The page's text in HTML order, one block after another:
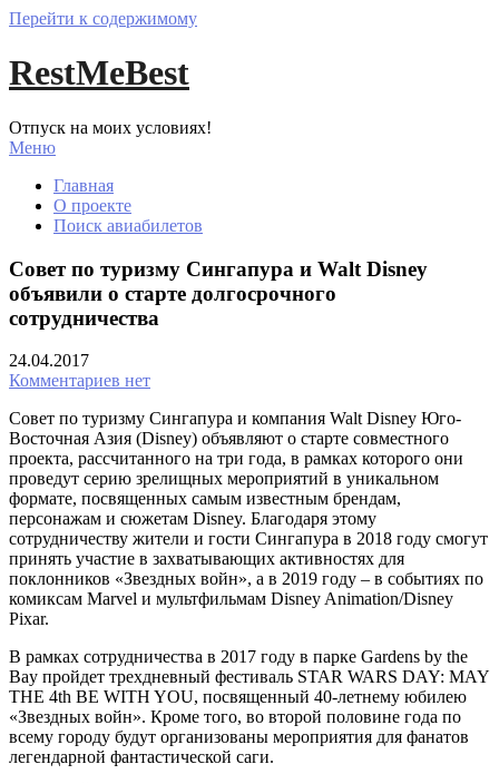
Перейти к содержимому
RestMeBest
Отпуск на моих условиях!
Меню
Главная
О проекте
Поиск авиабилетов
Совет по туризму Сингапура и Walt Disney
объявили о старте долгосрочного
сотрудничества
24.04.2017
Комментариев нет
Совет по туризму Сингапура и компания Walt Disney Юго-
Восточная Азия (Disney) объявляют о старте совместного
проекта, рассчитанного на три года, в рамках которого они
проведут серию зрелищных мероприятий в уникальном
формате, посвященных самым известным брендам,
персонажам и сюжетам Disney. Благодаря этому
сотрудничеству жители и гости Сингапура в 2018 году смогут
принять участие в захватывающих активностях для
поклонников «Звездных войн», а в 2019 году – в событиях по
комиксам Marvel и мультфильмам Disney Animation/Disney
Pixar.
В рамках сотрудничества в 2017 году в парке Gardens by the
Bay пройдет трехдневный фестиваль STAR WARS DAY: MAY
THE 4th BE WITH YOU, посвященный 40-летнему юбилею
«Звездных войн». Кроме того, во второй половине года по
всему городу будут организованы мероприятия для фанатов
легендарной фантастической саги.